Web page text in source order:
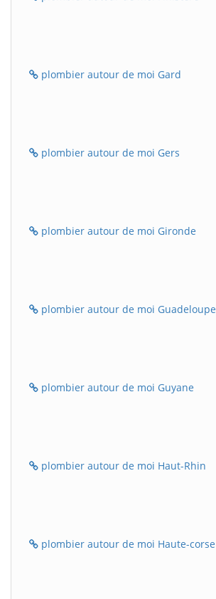
plombier autour de moi Gard
plombier autour de moi Gers
plombier autour de moi Gironde
plombier autour de moi Guadeloupe
plombier autour de moi Guyane
plombier autour de moi Haut-Rhin
plombier autour de moi Haute-corse